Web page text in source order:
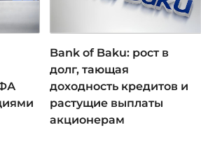
Bank of Baku: рост в
долг, тающая
доходность кредитов и
растущие выплаты
акционерам